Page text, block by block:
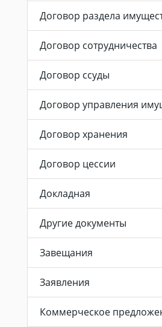
Договор раздела
Договор сотрудничества
Договор ссуды
Договор управления
Договор хранения
Договор цессии
Докладная
Другие документы
Завещания
Заявления
Коммерческое